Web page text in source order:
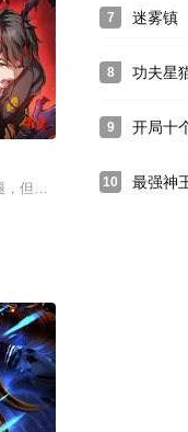
出没之春日对对
，一桩奇案，重回十二年
4.0
但是北鸣并没有对生活失
7 迷雾镇
8 功夫星
9 开局十
10 最强神